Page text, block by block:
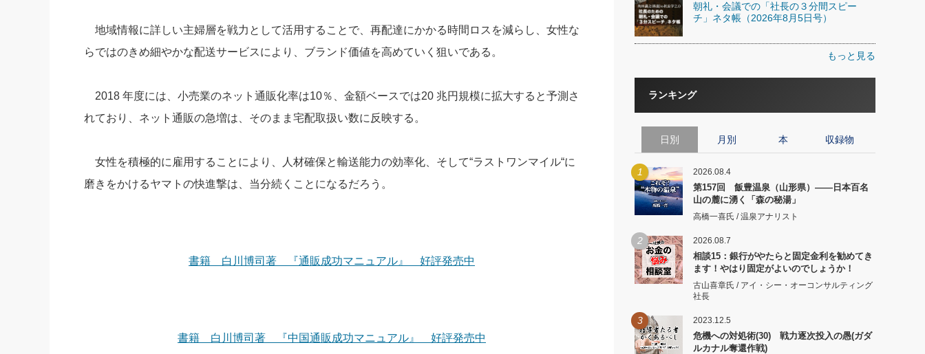
地域情報に詳しい主婦層を戦力として活用することで、再配達にかかる時間ロスを減らし、女性な
らではのきめ細やかな配送サービスにより、ブランド価値を高めていく狙いである。
2018 年度には、小売業のネット通販化率は10％、金額ベースでは20 兆円規模に拡大すると予測さ
れており、ネット通販の急増は、そのまま宅配取扱い数に反映する。
女性を積極的に雇用することにより、人材確保と輸送能力の効率化、そして“ラストワンマイル“に
磨きをかけるヤマトの快進撃は、当分続くことになるだろう。
書籍 白川博司著 『通販成功マニュアル』 好評発売中
書籍 白川博司著 『中国通販成功マニュアル』 好評発売中
朝礼・会議での「社長の３分間スピー
チ」ネタ帳（2026年8月5日号）
もっと見る
ランキング
日別 月別 本 収録物
1 2026.08.4
第157回 飯豊温泉（山形県）――日本百名
山の麓に湧く「森の秘湯」
高橋一喜氏 / 温泉アナリスト
2 2026.08.7
相談15：銀行がやたらと固定金利を勧めてき
ます！やはり固定がよいのでしょうか！
古山喜章氏 / アイ・シー・オーコンサルティング
社長
3 2023.12.5
危機への対処術(30) 戦力逐次投入の愚(ガダ
ルカナル奪還作戦)